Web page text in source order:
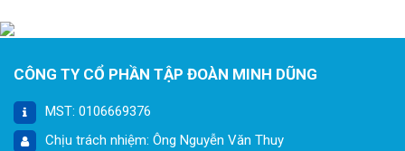
CÔNG TY CỔ PHẦN TẬP ĐOÀN MINH DŨNG
MST: 0106669376
Chịu trách nhiệm: Ông Nguyễn Văn Thuy